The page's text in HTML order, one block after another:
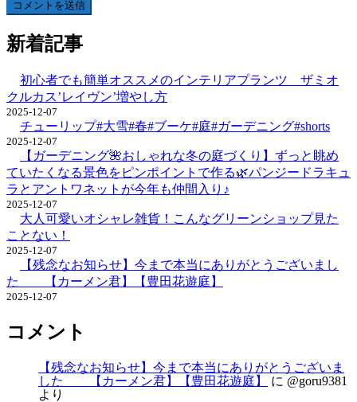
新着記事
初心者でも簡単オススメのインテリアプランツ ザミオ
クルカス’レイヴン’増やし方
2025-12-07
チューリップ#大雪#春#ブーケ#庭#ガーデニング#shorts
2025-12-07
【ガーデニング🌺おしゃれな冬の庭づくり】ずっと眺め
ていたくなる景色をピンポイントで作る🌿パンジードラキュ
ラとアントワネットが今年も仲間入り♪
2025-12-07
大人可愛いオシャレ雑貨！こんなグリーンショップ見た
ことない！
2025-12-07
【残念なお知らせ】今まで本当にありがとうございまし
た 【カーメン君】【豊田花遊庭】
2025-12-07
コメント
【残念なお知らせ】今まで本当にありがとうございま
した 【カーメン君】【豊田花遊庭】
に @goru9381
より